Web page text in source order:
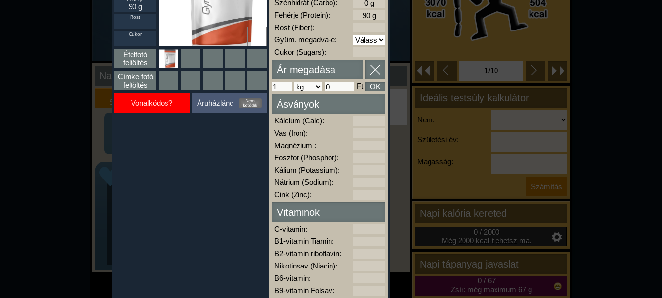
1/10
Ideális testsúly kalkulátor
Nem:
Születési év:
Magasság:
Napi kalória kereted
0 / 2000
Még 2000 kcal-t ehetsz ma.
Napi tápanyag javaslat
0/ 67
Zsír: még maximum 67 g
Nap kiértékelése
Kalória
Szimulátor
Szöveges
Értékelés
Ha ma már nem eszel/sportolsz többet,
kattints a kiértékelésre!
A Kalória Szimulátor Prémium funkció.
kalóriabázis.hu
-
90 g
Rost
Cukor
Ételfotó
feltöltés
Címke fotó
feltöltés
Vonalkódos? Áruházlánc
Szénhidrát (Carbo):
Fehérje (Protein):
Rost (Fiber):
Gyüm. megadva-e:
Cukor (Sugars):
Ár megadása
Ft OK
Ásványok
Kálcium (Calc):
Vas (Iron):
Magnézium :
Foszfor (Phosphor):
Kálium (Potassium):
Nátrium (Sodium):
Cink (Zinc):
Vitaminok
C-vitamin:
B1-vitamin Tiamin:
B2-vitamin riboflavin:
Nikotinsav (Niacin):
B6-vitamin:
B9-vitamin Folsav: